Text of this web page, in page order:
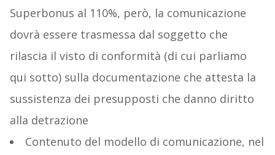
Superbonus al 110%, però, la comunicazione
dovrà essere trasmessa dal soggetto che
rilascia il visto di conformità (di cui parliamo
qui sotto) sulla documentazione che attesta la
sussistenza dei presupposti che danno diritto
alla detrazione
Contenuto del modello di comunicazione, nel